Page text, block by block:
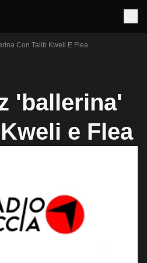
Con Talib Kweli E Flea
'ballerina'
e Flea